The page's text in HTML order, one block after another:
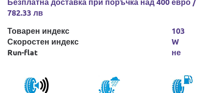
782.33 лв
Товарен индекс
Скоростен индекс
Run-flat
103
W
не